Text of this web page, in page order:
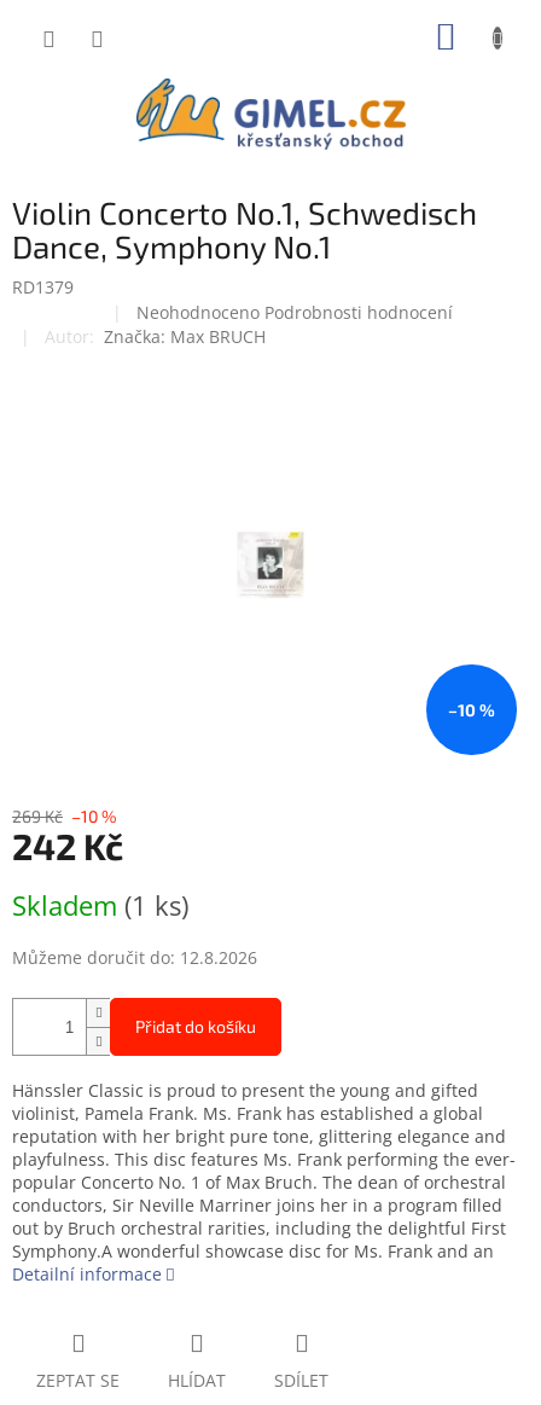
Violin Concerto No.1, Schwedisch
Dance, Symphony No.1
RD1379
Průměrné
hodnocení
Neohodnoceno Podrobnosti hodnocení
Značka: Max BRUCH
–10 %
269 Kč –10 %
242 Kč
cena:
Skladem (1 ks)
Můžeme doručit do: 12.8.2026
Přidat do košíku
Hänssler Classic is proud to present the young and gifted
violinist, Pamela Frank. Ms. Frank has established a global
reputation with her bright pure tone, glittering elegance and
playfulness. This disc features Ms. Frank performing the ever-
popular Concerto No. 1 of Max Bruch. The dean of orchestral
conductors, Sir Neville Marriner joins her in a program filled
out by Bruch orchestral rarities, including the delightful First
Symphony.A wonderful showcase disc for Ms. Frank and an
Detailní informace
ZEPTAT SE HLÍDAT SDÍLET